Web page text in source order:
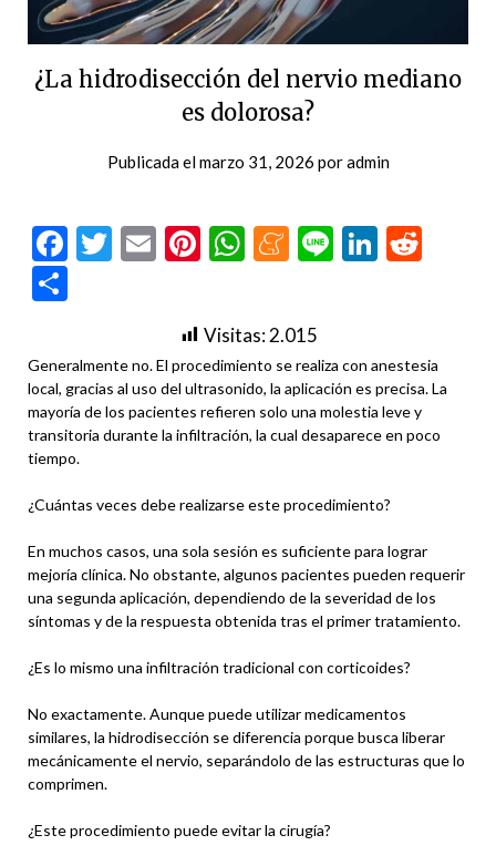
¿La hidrodisección del nervio mediano
es dolorosa?
Publicada elmarzo 31, 2026 poradmin
Facebook
Twitter
EmailPinterest
WhatsApp
Meneame
Line
Visitas:2.015
Generalmente no. El procedimiento se realiza con anestesia
local, gracias al uso del ultrasonido, la aplicación es precisa. La
mayoría de los pacientes refieren solo una molestia leve y
transitoria durante la infiltración, la cual desaparece en poco
tiempo.
¿Cuántas veces debe realizarse este procedimiento?
En muchos casos, una sola sesión es suficiente para lograr
mejoría clínica. No obstante, algunos pacientes pueden requerir
una segunda aplicación, dependiendo de la severidad de los
síntomas y de la respuesta obtenida tras el primer tratamiento.
¿Es lo mismo una infiltración tradicional con corticoides?
No exactamente. Aunque puede utilizar medicamentos
similares, la hidrodisección se diferencia porque busca liberar
mecánicamente el nervio, separándolo de las estructuras que lo
comprimen.
¿Este procedimiento puede evitar la cirugía?